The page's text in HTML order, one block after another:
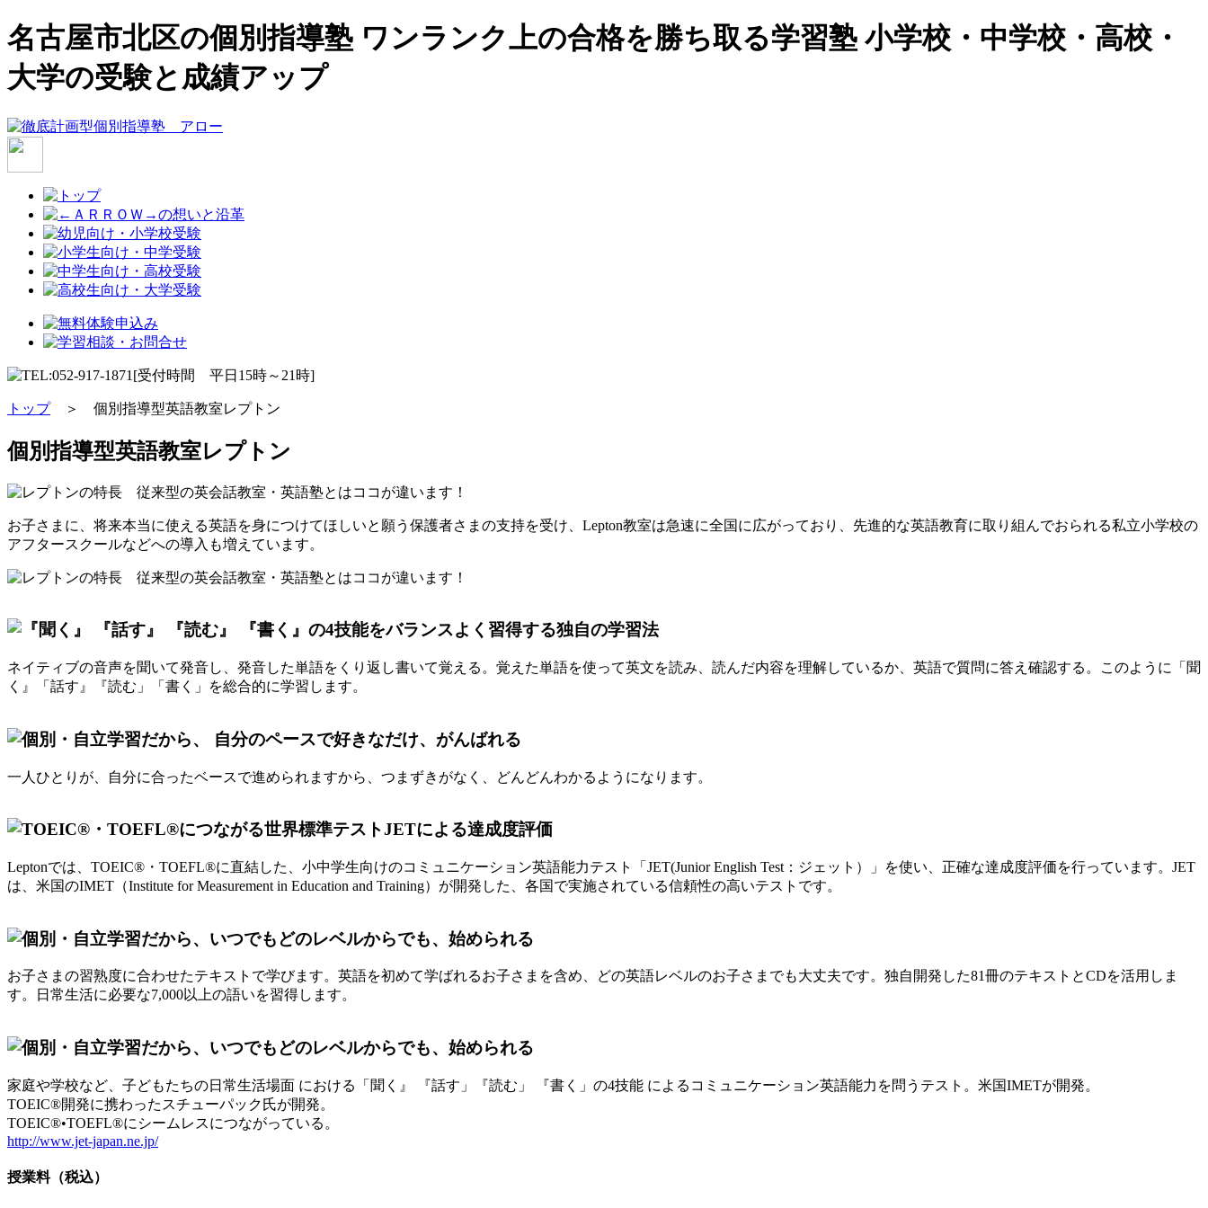
名古屋市北区の個別指導塾 ワンランク上の合格を勝ち取る学習塾 小学校・中学校・高校・
大学の受験と成績アップ
トップ＞ 個別指導型英語教室レプトン
個別指導型英語教室レプトン
お子さまに、将来本当に使える英語を身につけてほしいと願う保護者さまの支持を受け、Lepton教室は急速に全国に広がっており、先進的な英語教育に取り組んでおられる私立小学校の
アフタースクールなどへの導入も増えています。
ネイティブの音声を聞いて発音し、発音した単語をくり返し書いて覚える。覚えた単語を使って英文を読み、読んだ内容を理解しているか、英語で質問に答え確認する。このように「聞
く』「話す』『読む」「書く」を総合的に学習します。
一人ひとりが、自分に合ったベースで進められますから、つまずきがなく、どんどんわかるようになります。
Leptonでは、TOEIC®・TOEFL®に直結した、小中学生向けのコミュニケーション英語能力テスト「JET(Junior English Test：ジェット）」を使い、正確な達成度評価を行っています。JET
は、米国のIMET（Institute for Measurement in Education and Training）が開発した、各国で実施されている信頼性の高いテストです。
お子さまの習熟度に合わせたテキストで学びます。英語を初めて学ばれるお子さまを含め、どの英語レベルのお子さまでも大丈夫です。独自開発した81冊のテキストとCDを活用しま
す。日常生活に必要な7,000以上の語いを習得します。
家庭や学校など、子どもたちの日常生活場面 における「聞く』 『話す」『読む」 『書く」の4技能 によるコミュニケーション英語能力を問うテスト。米国IMETが開発。
TOEIC®開発に携わったスチューパック氏が開発。
TOEIC®•TOEFL®にシームレスにつながっている。
http://www.jet-japan.ne.jp/
授業料（税込）